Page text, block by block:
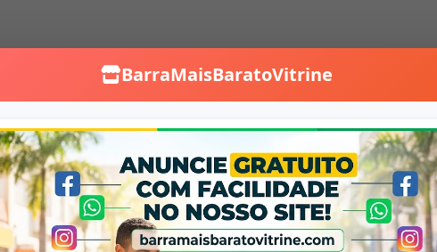
BarraMaisBaratoVitrine
Falar no WhatsApp